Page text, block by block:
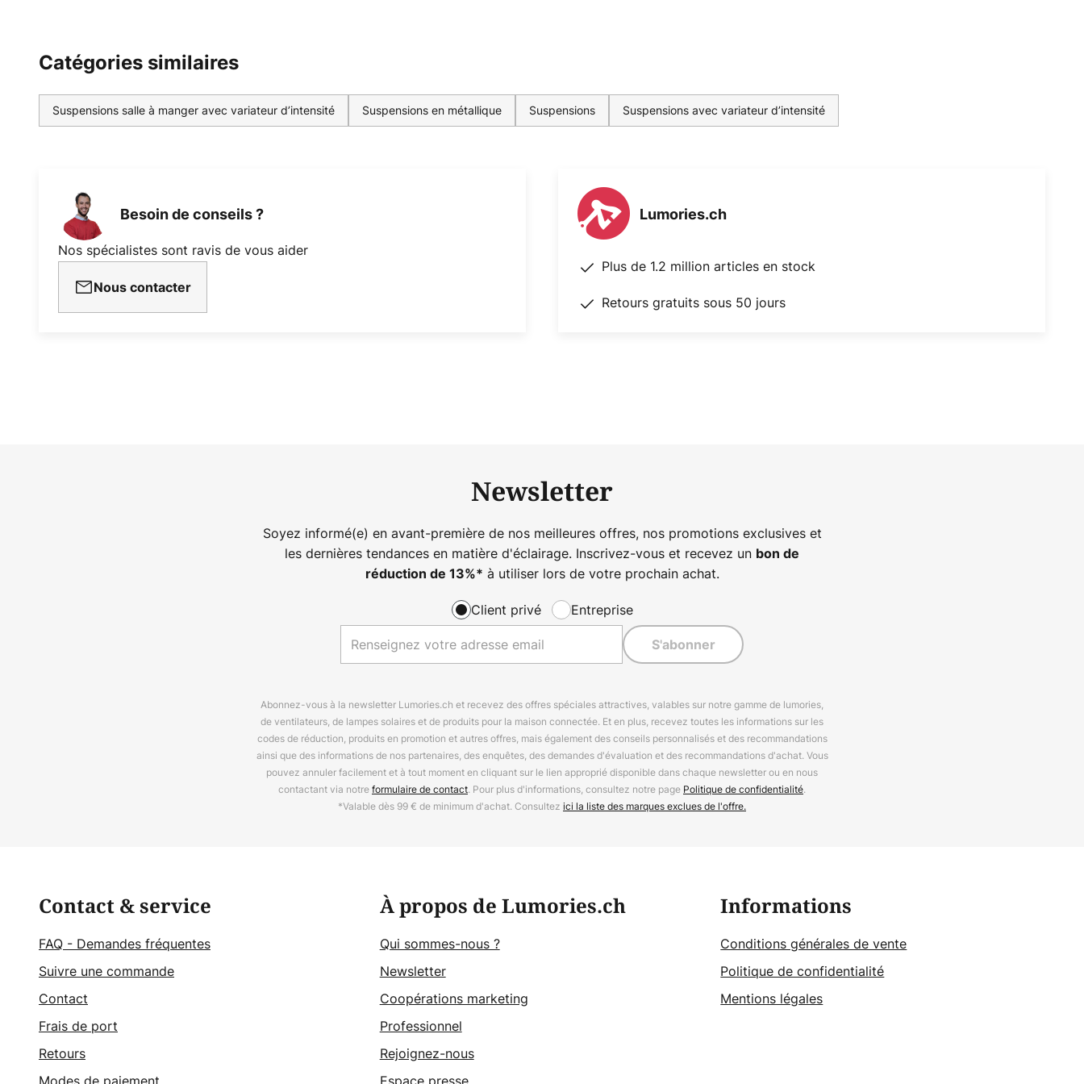
Catégories similaires
Suspensions salle à manger avec variateur d’intensité Suspensions en métallique Suspensions Suspensions avec variateur d’intensité
Besoin de conseils ?
Nos spécialistes sont ravis de vous aider
Nous contacter
Lumories.ch
Plus de 1.2 million articles en stock
Retours gratuits sous 50 jours
Newsletter
Soyez informé(e) en avant-première de nos meilleures offres, nos promotions exclusives et
les dernières tendances en matière d'éclairage. Inscrivez-vous et recevez un bon de
réduction de 13%* à utiliser lors de votre prochain achat.
Client privé Entreprise
S'abonner
Abonnez-vous à la newsletter Lumories.ch et recevez des offres spéciales attractives, valables sur notre gamme de lumories,
de ventilateurs, de lampes solaires et de produits pour la maison connectée. Et en plus, recevez toutes les informations sur les
codes de réduction, produits en promotion et autres offres, mais également des conseils personnalisés et des recommandations
ainsi que des informations de nos partenaires, des enquêtes, des demandes d'évaluation et des recommandations d'achat. Vous
pouvez annuler facilement et à tout moment en cliquant sur le lien approprié disponible dans chaque newsletter ou en nous
contactant via notreformulaire de contact. Pour plus d'informations, consultez notre page Politique de confidentialité.
*Valable dès 99 € de minimum d'achat. Consultez ici la liste des marques exclues de l'offre.
Contact & service
FAQ - Demandes fréquentes
Suivre une commande
Contact
Frais de port
Retours
À propos de Lumories.ch
Qui sommes-nous ?
Newsletter
Coopérations marketing
Professionnel
Rejoignez-nous
Informations
Conditions générales de vente
Politique de confidentialité
Mentions légales